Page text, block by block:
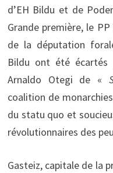
d’EH Bildu et de
Grande première, le
de la députation
Bildu ont été écartés
Arnaldo Otegi de «
coalition de
du statu quo et
révolutionnaires des
Gasteiz, capitale de la